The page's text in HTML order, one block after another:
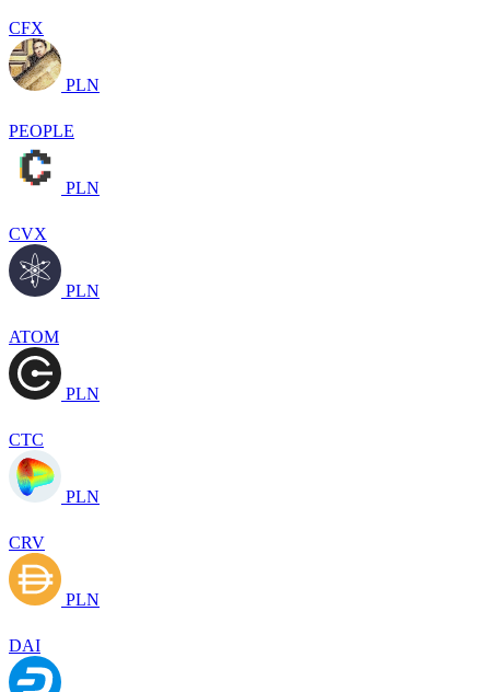
CFX
PLN
PEOPLE
PLN
CVX
PLN
ATOM
PLN
CTC
PLN
CRV
PLN
DAI